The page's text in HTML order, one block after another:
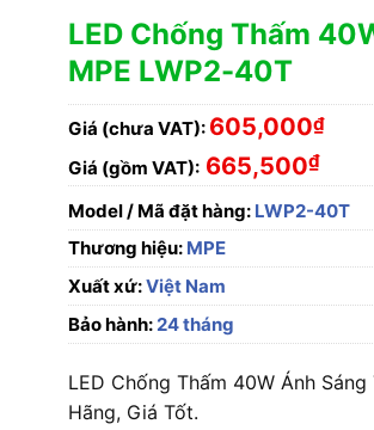
LED Chống Thấm
MPE LWP2-40T
Giá (chưa VAT): 605,000₫
Giá (gồm VAT): 665,500₫
Model / Mã đặt hàng: LWP2-40T
Thương hiệu: MPE
Xuất xứ:Việt Nam
Bảo hành:24 tháng
LED Chống Thấm 40W Ánh
Hãng, Giá Tốt.